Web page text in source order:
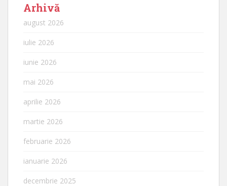
Arhivă
august 2026
iulie 2026
iunie 2026
mai 2026
aprilie 2026
martie 2026
februarie 2026
ianuarie 2026
decembrie 2025